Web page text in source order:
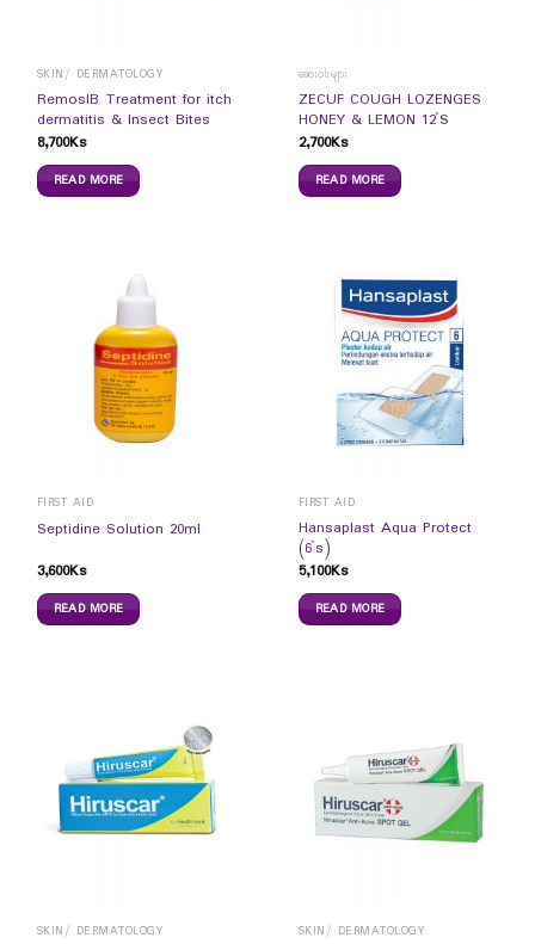
SKIN/ DERMATOLOGY
RemosIB Treatment for itch
dermatitis & Insect Bites
8,700Ks
READ MORE
ဆေးဝါးများ
ZECUF COUGH LOZENGES
HONEY & LEMON 12`S
2,700Ks
READ MORE
FIRST AID
Septidine Solution 20ml
3,600Ks
READ MORE
FIRST AID
Hansaplast Aqua Protect
(6`s)
5,100Ks
READ MORE
SKIN/ DERMATOLOGY SKIN/ DERMATOLOGY